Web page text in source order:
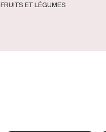
FRUITS ET LÉGUMES